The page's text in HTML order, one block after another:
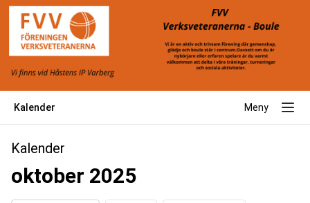
Kalender Meny
Kalender
oktober 2025